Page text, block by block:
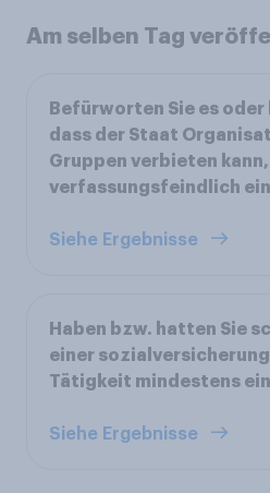
Am selben Tag
Befürworten Sie es oder
dass der Staat
Gruppen verbieten
verfassungsfeindlich
Siehe Ergebnisse
Haben bzw. hatten Sie
einer
Tätigkeit mindestens
Siehe Ergebnisse